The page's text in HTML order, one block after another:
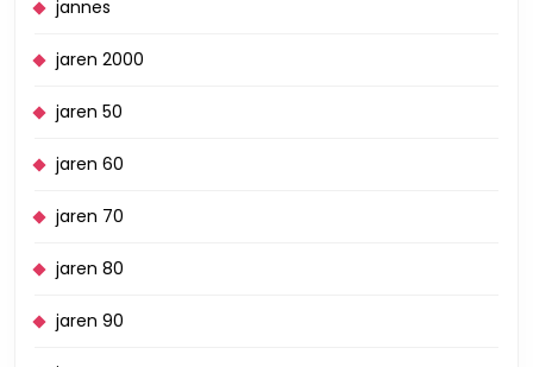
jannes
jaren 2000
jaren 50
jaren 60
jaren 70
jaren 80
jaren 90